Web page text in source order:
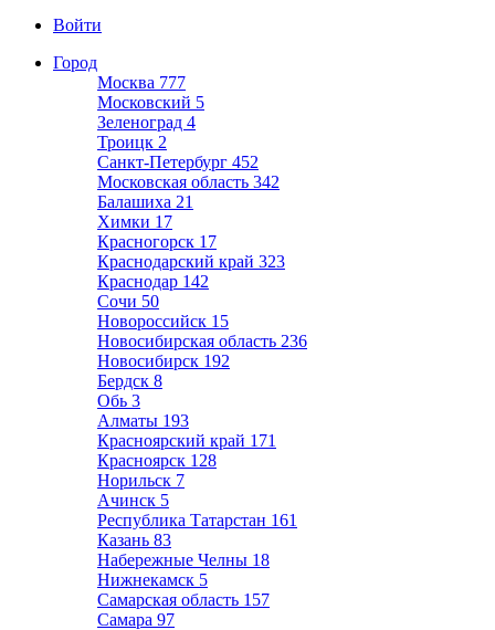
Войти
Город
Москва 777
Московский 5
Зеленоград 4
Троицк 2
Санкт-Петербург 452
Московская область 342
Балашиха 21
Химки 17
Красногорск 17
Краснодарский край 323
Краснодар 142
Сочи 50
Новороссийск 15
Новосибирская область 236
Новосибирск 192
Бердск 8
Обь 3
Алматы 193
Красноярский край 171
Красноярск 128
Норильск 7
Ачинск 5
Республика Татарстан 161
Казань 83
Набережные Челны 18
Нижнекамск 5
Самарская область 157
Самара 97